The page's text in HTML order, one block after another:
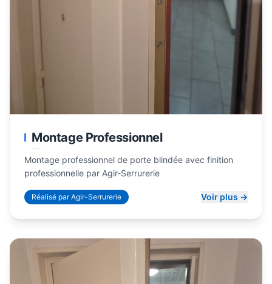
Montage Professionnel
Montage professionnel de porte blindée avec finition
professionnelle par Agir-Serrurerie
Réalisé par Agir-Serrurerie Voir plus →